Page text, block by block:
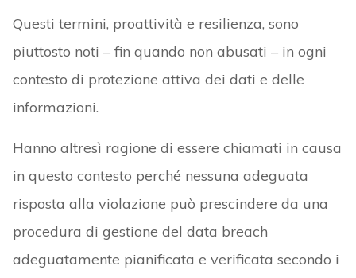
Questi termini, proattività e resilienza, sono
piuttosto noti – fin quando non abusati – in ogni
contesto di protezione attiva dei dati e delle
informazioni.
Hanno altresì ragione di essere chiamati in causa
in questo contesto perché nessuna adeguata
risposta alla violazione può prescindere da una
procedura di gestione del data breach
adeguatamente pianificata e verificata secondo i